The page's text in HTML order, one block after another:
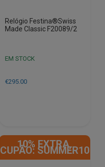
Relógio Festina®Swiss
Made Classic F20089/2
EM STOCK
€295.00
10% EXTRA,
CUPÃO: SUMMER10